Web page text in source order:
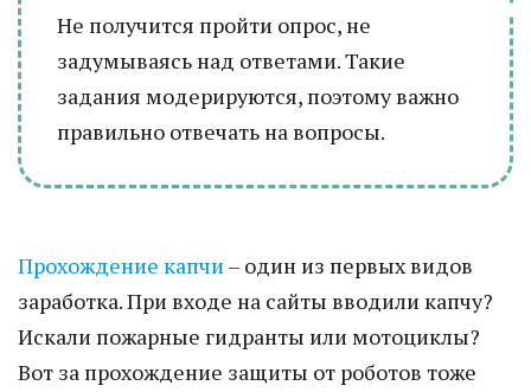
Не получится пройти опрос, не
задумываясь над ответами. Такие
задания модерируются, поэтому важно
правильно отвечать на вопросы.
Прохождение капчи– один из первых видов
заработка. При входе на сайты вводили капчу?
Искали пожарные гидранты или мотоциклы?
Вот за прохождение защиты от роботов тоже